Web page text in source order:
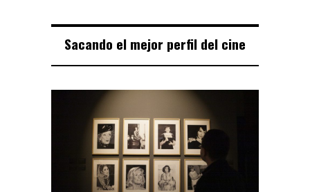
Sacando el mejor perfil del cine